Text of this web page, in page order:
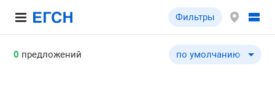
Фильтры
0 предложений по умолчанию
по умолчанию